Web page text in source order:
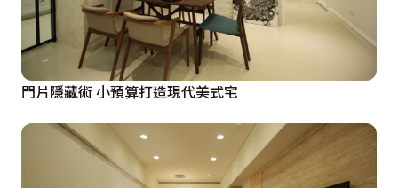
門片隱藏術 小預算打造現代美式宅